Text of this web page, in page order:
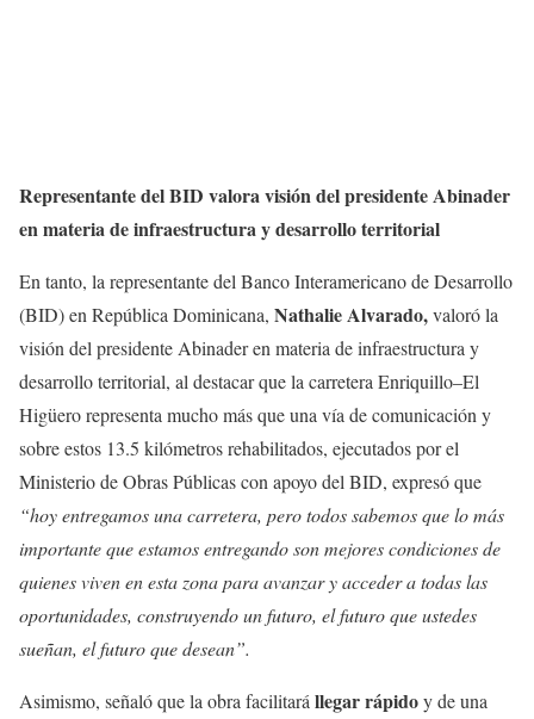
Representante del BID valora visión del presidente Abinader
en materia de infraestructura y desarrollo territorial
En tanto, la representante del Banco Interamericano de Desarrollo
(BID) en República Dominicana, Nathalie Alvarado,valoró la
visión del presidente Abinader en materia de infraestructura y
desarrollo territorial, al destacar que la carretera Enriquillo–El
Higüero representa mucho más que una vía de comunicación y
sobre estos 13.5 kilómetros rehabilitados, ejecutados por el
Ministerio de Obras Públicas con apoyo del BID, expresó que
“hoy entregamos una carretera, pero todos sabemos que lo más
importante que estamos entregando son mejores condiciones de
quienes viven en esta zona para avanzar y acceder a todas las
oportunidades, construyendo un futuro, el futuro que ustedes
sueñan, el futuro que desean”.
Asimismo, señaló que la obra facilitarállegar rápidoy de una